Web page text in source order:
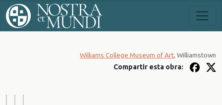
Williams College Museum of Art, Williamstown
Compartir esta obra: